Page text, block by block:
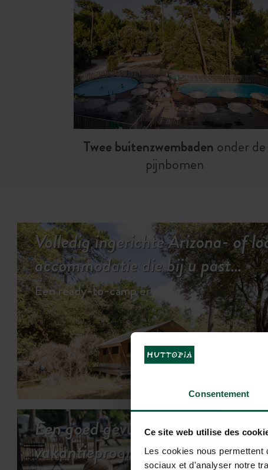
Consentement
Ce site web utilise des
Les cookies nous permettent
sociaux et d'analyser notre
Twee buitenzwembaden onder de
pijnbomen
Volledig ingerichte Arizona- of
accommodatie die bij u past…
Een ready-to-camp ervaring
Een goed gevuld
vakantieprogramma